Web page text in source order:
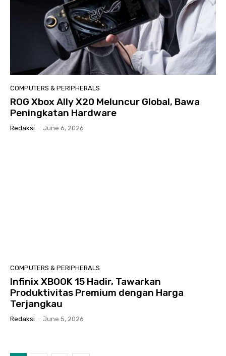
COMPUTERS & PERIPHERALS
ROG Xbox Ally X20 Meluncur Global, Bawa
Peningkatan Hardware
Redaksi - June 6, 2026
COMPUTERS & PERIPHERALS
Infinix XBOOK 15 Hadir, Tawarkan
Produktivitas Premium dengan Harga
Terjangkau
Redaksi - June 5, 2026